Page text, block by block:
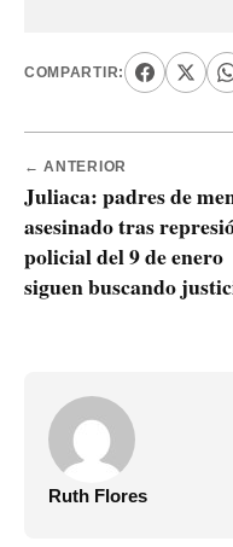
COMPARTIR:
← ANTERIOR
Juliaca: padres de
asesinado tras
policial del 9 de enero
siguen buscando
Ruth Flores